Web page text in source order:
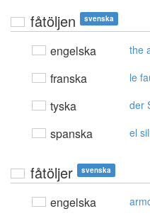
fåtöljen svenska
engelska the
franska le
tyska der
spanska el
fåtöljer svenska
engelska